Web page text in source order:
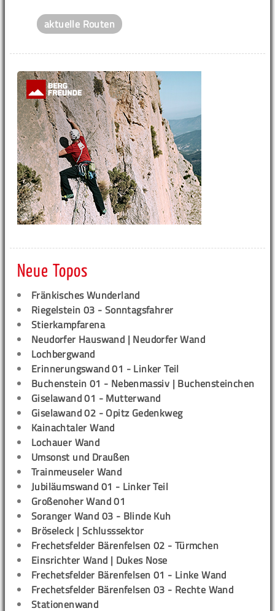
aktuelle Routen
Neue Topos
Fränkisches Wunderland
Riegelstein 03 - Sonntagsfahrer
Stierkampfarena
Neudorfer Hauswand | Neudorfer Wand
Lochbergwand
Erinnerungswand 01 - Linker Teil
Buchenstein 01 - Nebenmassiv | Buchensteinchen
Giselawand 01 - Mutterwand
Giselawand 02 - Opitz Gedenkweg
Kainachtaler Wand
Lochauer Wand
Umsonst und Draußen
Trainmeuseler Wand
Jubiläumswand 01 - Linker Teil
Großenoher Wand 01
Soranger Wand 03 - Blinde Kuh
Bröseleck | Schlusssektor
Frechetsfelder Bärenfelsen 02 - Türmchen
Einsrichter Wand | Dukes Nose
Frechetsfelder Bärenfelsen 01 - Linke Wand
Frechetsfelder Bärenfelsen 03 - Rechte Wand
Stationenwand